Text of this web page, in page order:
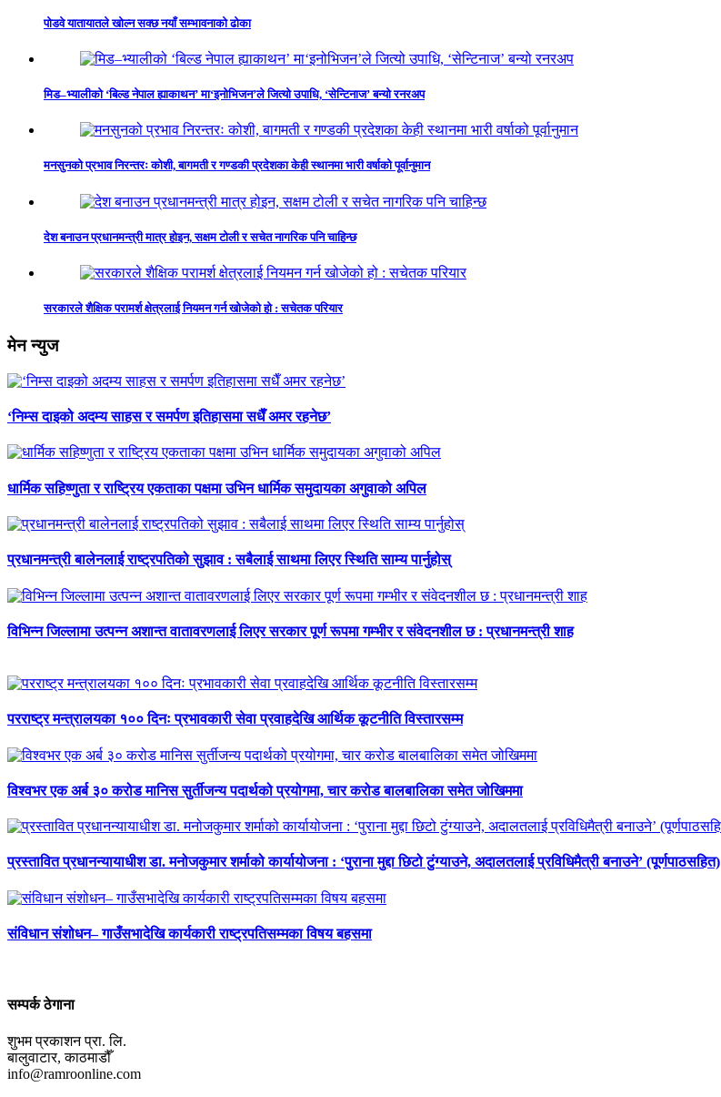
पोडवे यातायातले खोल्न सक्छ नयाँ सम्भावनाको ढोका
मिड–भ्यालीको ‘बिल्ड नेपाल ह्याकाथन’ मा‘इनोभिजन’ले जित्यो उपाधि, ‘सेन्टिनाज’ बन्यो रनरअप
मनसुनको प्रभाव निरन्तरः कोशी, बागमती र गण्डकी प्रदेशका केही स्थानमा भारी वर्षाको पूर्वानुमान
देश बनाउन प्रधानमन्त्री मात्र होइन, सक्षम टोली र सचेत नागरिक पनि चाहिन्छ
सरकारले शैक्षिक परामर्श क्षेत्रलाई नियमन गर्न खोजेको हो : सचेतक परियार
मेन न्युज
‘निम्स दाइको अदम्य साहस र समर्पण इतिहासमा सधैँ अमर रहनेछ’
धार्मिक सहिष्णुता र राष्ट्रिय एकताका पक्षमा उभिन धार्मिक समुदायका अगुवाको अपिल
प्रधानमन्त्री बालेनलाई राष्ट्रपतिको सुझाव : सबैलाई साथमा लिएर स्थिति साम्य पार्नुहोस्
विभिन्न जिल्लामा उत्पन्न अशान्त वातावरणलाई लिएर सरकार पूर्ण रूपमा गम्भीर र संवेदनशील छ : प्रधानमन्त्री शाह
परराष्ट्र मन्त्रालयका १०० दिनः प्रभावकारी सेवा प्रवाहदेखि आर्थिक कूटनीति विस्तारसम्म
विश्वभर एक अर्ब ३० करोड मानिस सुर्तीजन्य पदार्थको प्रयोगमा, चार करोड बालबालिका समेत जोखिममा
प्रस्तावित प्रधानन्यायाधीश डा. मनोजकुमार शर्माको कार्यायोजना : ‘पुराना मुद्दा छिटो टुंग्याउने, अदालतलाई प्रविधिमैत्री बनाउने’ (पूर्णपाठसहित)
संविधान संशोधन– गाउँसभादेखि कार्यकारी राष्ट्रपतिसम्मका विषय बहसमा
सम्पर्क ठेगाना
शुभम प्रकाशन प्रा. लि.
बालुवाटार, काठमाडौँ
info@ramroonline.com